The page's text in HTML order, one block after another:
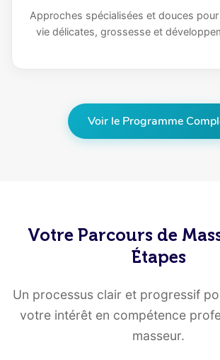
Approches spécialisées et douces
vie délicates, grossesse et
Voir le Programme
Votre Parcours de
Étapes
Un processus clair et progressif
votre intérêt en compétence
masseur.